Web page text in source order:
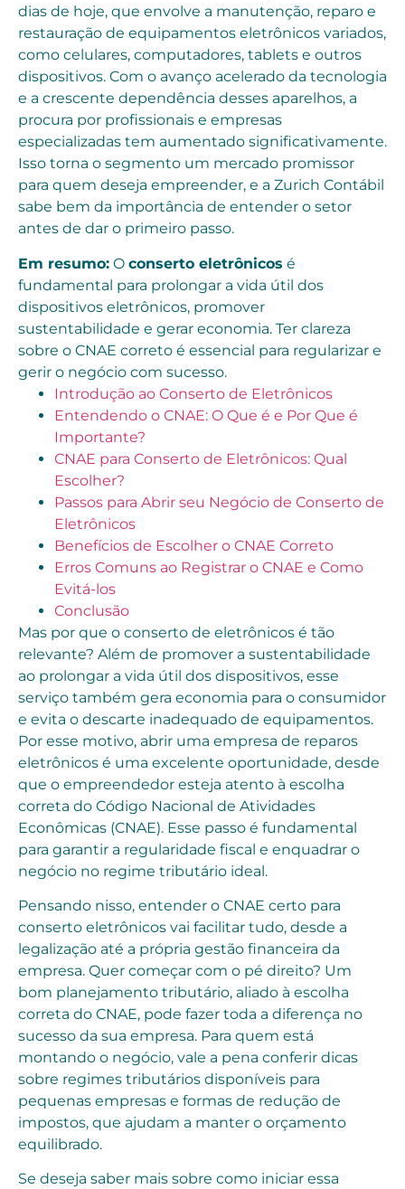
dias de hoje, que envolve a manutenção, reparo e
restauração de equipamentos eletrônicos variados,
como celulares, computadores, tablets e outros
dispositivos. Com o avanço acelerado da tecnologia
e a crescente dependência desses aparelhos, a
procura por profissionais e empresas
especializadas tem aumentado significativamente.
Isso torna o segmento um mercado promissor
para quem deseja empreender, e a Zurich Contábil
sabe bem da importância de entender o setor
antes de dar o primeiro passo.
Em resumo: O conserto eletrônicos é
fundamental para prolongar a vida útil dos
dispositivos eletrônicos, promover
sustentabilidade e gerar economia. Ter clareza
sobre o CNAE correto é essencial para regularizar e
gerir o negócio com sucesso.
Introdução ao Conserto de Eletrônicos
Entendendo o CNAE: O Que é e Por Que é
Importante?
CNAE para Conserto de Eletrônicos: Qual
Escolher?
Passos para Abrir seu Negócio de Conserto de
Eletrônicos
Benefícios de Escolher o CNAE Correto
Erros Comuns ao Registrar o CNAE e Como
Evitá-los
Conclusão
Mas por que o conserto de eletrônicos é tão
relevante? Além de promover a sustentabilidade
ao prolongar a vida útil dos dispositivos, esse
serviço também gera economia para o consumidor
e evita o descarte inadequado de equipamentos.
Por esse motivo, abrir uma empresa de reparos
eletrônicos é uma excelente oportunidade, desde
que o empreendedor esteja atento à escolha
correta do Código Nacional de Atividades
Econômicas (CNAE). Esse passo é fundamental
para garantir a regularidade fiscal e enquadrar o
negócio no regime tributário ideal.
Pensando nisso, entender o CNAE certo para
conserto eletrônicos vai facilitar tudo, desde a
legalização até a própria gestão financeira da
empresa. Quer começar com o pé direito? Um
bom planejamento tributário, aliado à escolha
correta do CNAE, pode fazer toda a diferença no
sucesso da sua empresa. Para quem está
montando o negócio, vale a pena conferir dicas
sobre regimes tributários disponíveis para
pequenas empresas e formas de redução de
impostos, que ajudam a manter o orçamento
equilibrado.
Se deseja saber mais sobre como iniciar essa